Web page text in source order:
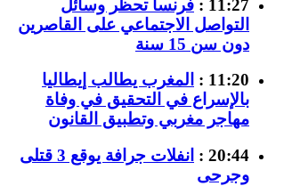
11:27 :
فرنسا تحظر وسائل
التواصل الاجتماعي على القاصرين
دون سن 15 سنة
11:20 :
المغرب يطالب إيطاليا
بالإسراع في التحقيق في وفاة
مهاجر مغربي وتطبيق القانون
20:44 :
انفلات جرافة يوقع 3 قتلى
وجرحى